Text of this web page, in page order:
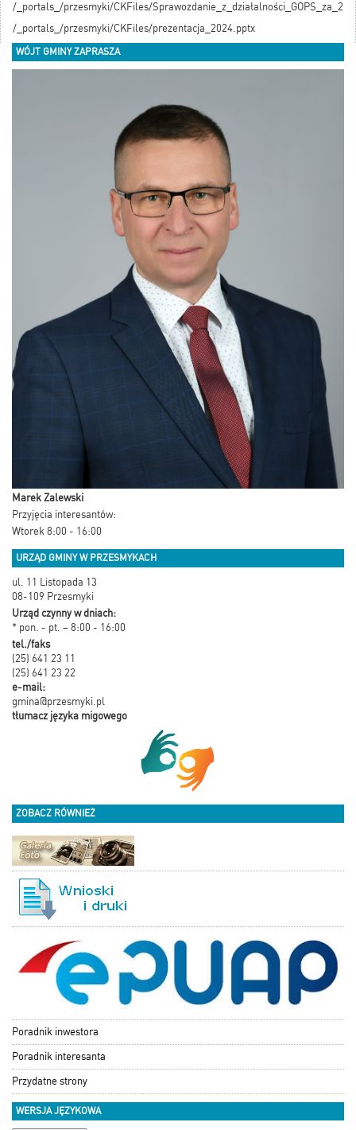
/_portals_/przesmyki/CKFiles/
/_portals_/przesmyki/CKFiles/prezentacja_2024.pptx
WÓJT GMINY ZAPRASZA
Marek Zalewski
Przyjęcia interesantów:
Wtorek 8:00 - 16:00
URZĄD GMINY W PRZESMYKACH
ul. 11 Listopada 13
08-109 Przesmyki
Urząd czynny w dniach:
* pon. - pt. – 8:00 - 16:00
tel./faks
(25) 641 23 11
(25) 641 23 22
e-mail:
gmina@przesmyki.pl
tłumacz języka migowego
ZOBACZ RÓWNIEŻ
Poradnik inwestora
Poradnik interesanta
Przydatne strony
WERSJA JĘZYKOWA